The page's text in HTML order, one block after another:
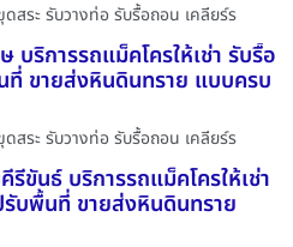
ดสระ รับวางท่อ รับรื้อถอน เคลียร์ร
บริการรถแม็คโครให้เช่า รับรื้อ
ขายส่งหินดินทราย แบบครบ
ดสระ รับวางท่อ รับรื้อถอน เคลียร์ร
รีขันธ์ บริการรถแม็คโครให้เช่า
บพื้นที่ ขายส่งหินดินทราย